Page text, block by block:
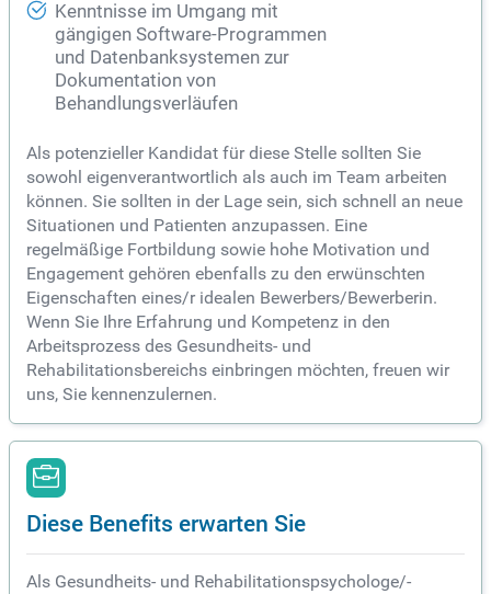
Kenntnisse im Umgang mit
gängigen Software-Programmen
und Datenbanksystemen zur
Dokumentation von
Behandlungsverläufen
Als potenzieller Kandidat für diese Stelle sollten Sie
sowohl eigenverantwortlich als auch im Team arbeiten
können. Sie sollten in der Lage sein, sich schnell an neue
Situationen und Patienten anzupassen. Eine
regelmäßige Fortbildung sowie hohe Motivation und
Engagement gehören ebenfalls zu den erwünschten
Eigenschaften eines/r idealen Bewerbers/Bewerberin.
Wenn Sie Ihre Erfahrung und Kompetenz in den
Arbeitsprozess des Gesundheits- und
Rehabilitationsbereichs einbringen möchten, freuen wir
uns, Sie kennenzulernen.
Diese Benefits erwarten Sie
Als Gesundheits- und Rehabilitationspsychologe/-